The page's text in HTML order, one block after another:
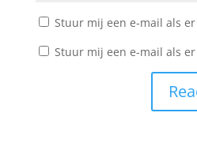
Stuur mij een e-mail als
Stuur mij een e-mail als